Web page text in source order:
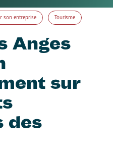
son entreprise Tourisme
Anges
sur
des